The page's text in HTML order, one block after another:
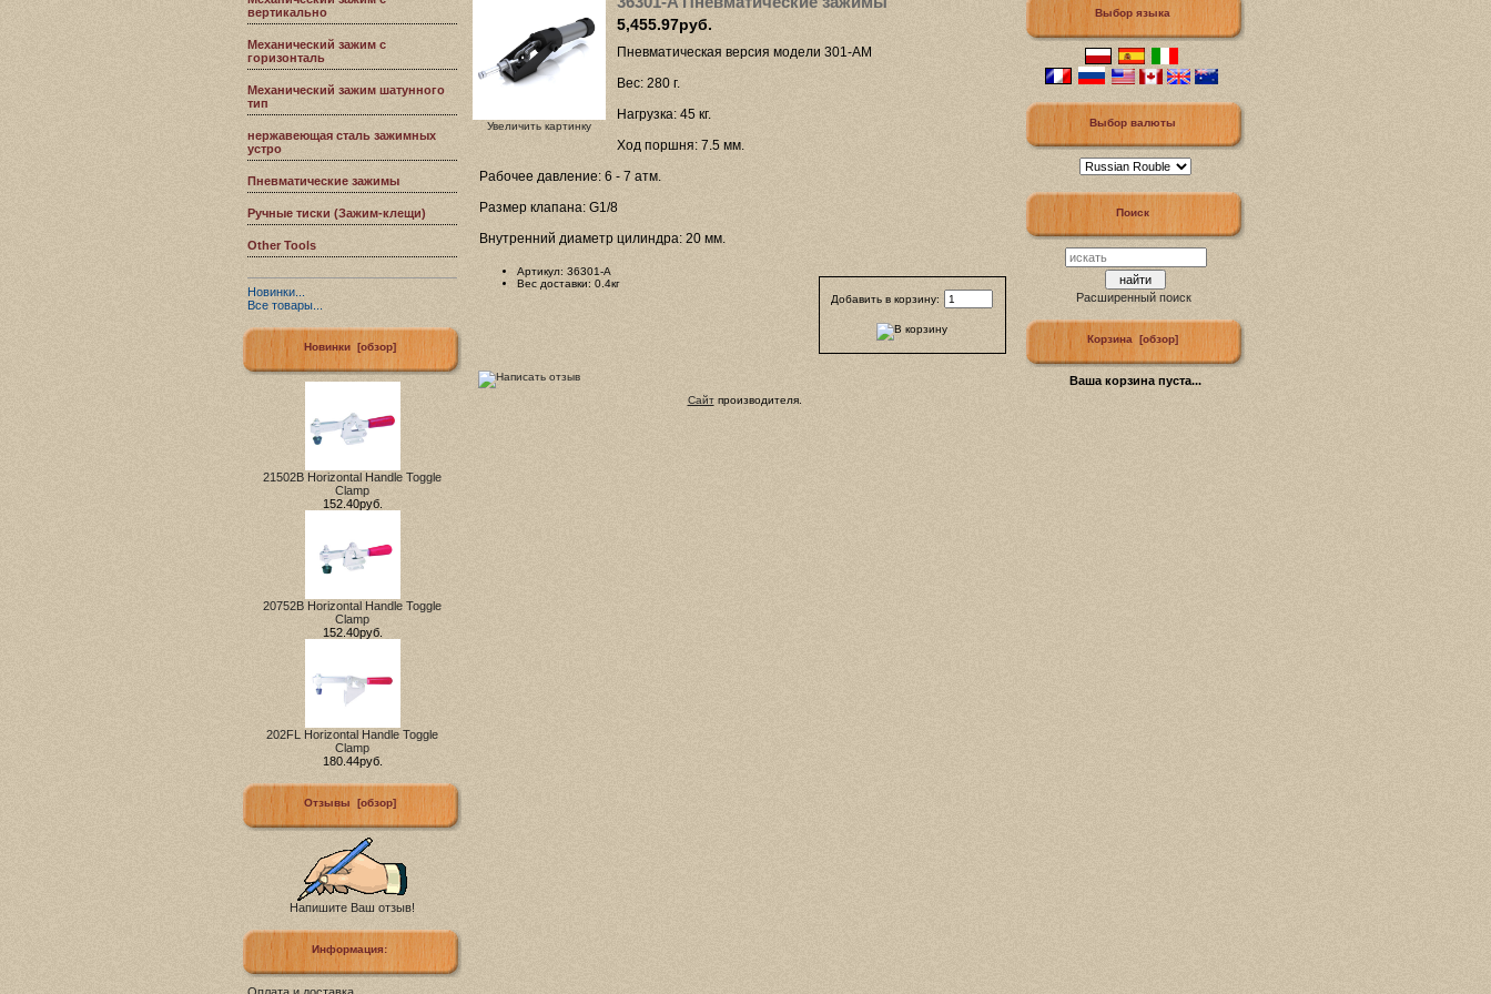
вертикально
Механический зажим с
горизонталь
Механический зажим шатунного
тип
нержавеющая сталь зажимных
устро
Пневматические зажимы
Ручные тиски (Зажим-клещи)
Other Tools
Новинки...
Все товары...
Новинки [обзор]
21502B Horizontal Handle Toggle
Clamp
152.40руб.
20752B Horizontal Handle Toggle
Clamp
152.40руб.
202FL Horizontal Handle Toggle
Clamp
180.44руб.
Отзывы [обзор]
Напишите Ваш отзыв!
Информация:
Увеличить картинку
5,455.97руб.
Пневматическая версия модели 301-AM
Вес: 280 г.
Нагрузка: 45 кг.
Ход поршня: 7.5 мм.
Рабочее давление: 6 - 7 атм.
Размер клапана: G1/8
Внутренний диаметр цилиндра: 20 мм.
Добавить в корзину:
Артикул: 36301-A
Вес доставки: 0.4кг
Сайтпроизводителя.
Выбор языка
Выбор валюты
Поиск
Расширенный поиск
Корзина [обзор]
Ваша корзина пуста...